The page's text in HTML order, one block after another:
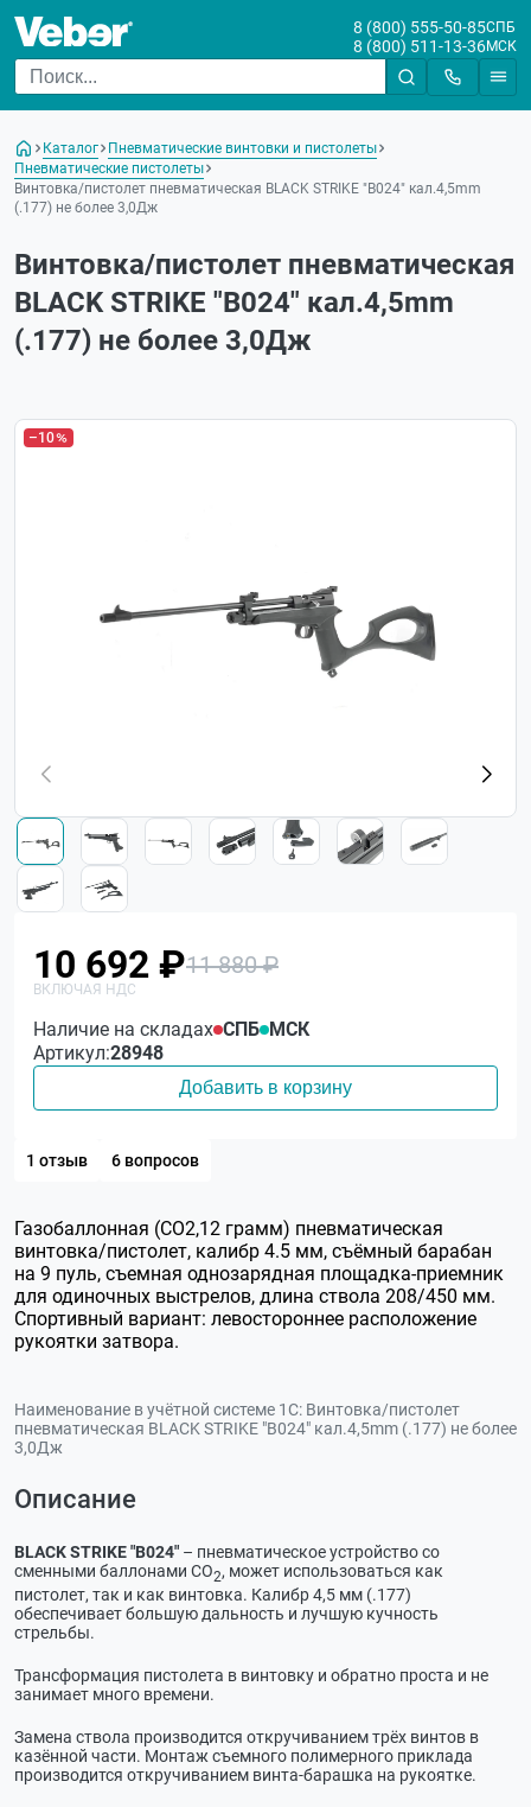
8 (800) 555-50-85СПБ
8 (800) 511-13-36МСК
Каталог
Пневматические винтовки и пистолеты
Пневматические пистолеты
Винтовка/пистолет пневматическая BLACK STRIKE "B024" кал.4,5mm
(.177) не более 3,0Дж
Винтовка/пистолет пневматическая
BLACK STRIKE "B024" кал.4,5mm
(.177) не более 3,0Дж
–10
10 692 ₽11 880 ₽
Наличие на складах СПБ МСК
Артикул:28948
Добавить в корзину
1 отзыв 6 вопросов
Газобаллонная (CO2,12 грамм) пневматическая
винтовка/пистолет, калибр 4.5 мм, съёмный барабан
на 9 пуль, съемная однозарядная площадка-приемник
для одиночных выстрелов, длина ствола 208/450 мм.
Спортивный вариант: левостороннее расположение
рукоятки затвора.
Наименование в учётной системе 1С: Винтовка/пистолет
пневматическая BLACK STRIKE "B024" кал.4,5mm (.177) не более
3,0Дж
Описание
BLACK STRIKE "B024" – пневматическое устройство со
сменными баллонами CO2, может использоваться как
пистолет, так и как винтовка. Калибр 4,5 мм (.177)
обеспечивает большую дальность и лучшую кучность
стрельбы.
Трансформация пистолета в винтовку и обратно проста и не
занимает много времени.
Замена ствола производится откручиванием трёх винтов в
казённой части. Монтаж съемного полимерного приклада
производится откручиванием винта-барашка на рукоятке.